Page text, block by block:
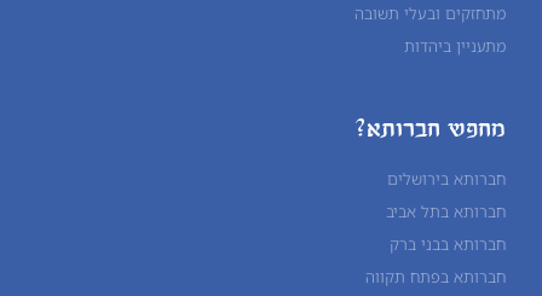
מתחזקים ובעלי תשובה
מתעניין ביהדות
מחפש חברותא?
חברותא בירושלים
חברותא בתל אביב
חברותא בבני ברק
חברותא בפתח תקווה